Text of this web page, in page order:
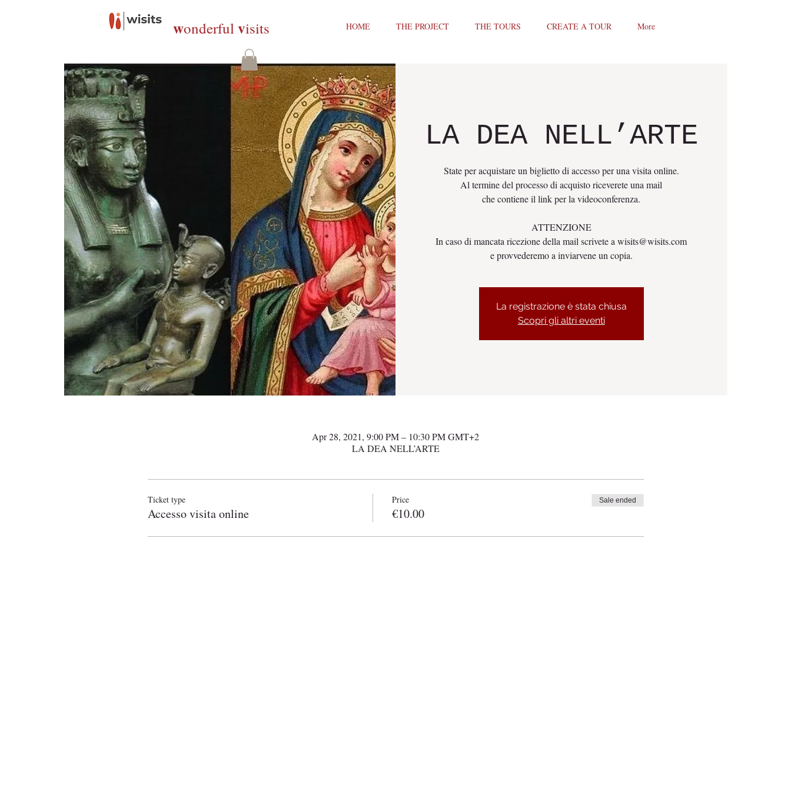
wonderfulvisits HOME THE PROJECT THE TOURS CREATE A TOUR More
LA DEA NELL’ARTE
State per acquistare un biglietto di accesso per una visita online.
Al termine del processo di acquisto riceverete una mail
che contiene il link per la videoconferenza.
ATTENZIONE
In caso di mancata ricezione della mail scrivete a wisits@wisits.com
e provvederemo a inviarvene un copia.
La registrazione è stata chiusa
Scopri gli altri eventi
Apr 28, 2021, 9:00 PM – 10:30 PM GMT+2
LA DEA NELL’ARTE
Ticket type
Accesso visita online
Price
€10.00
Sale ended